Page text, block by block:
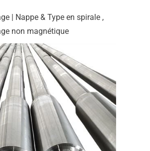
| Nappe & Type en spirale ,
non magnétique